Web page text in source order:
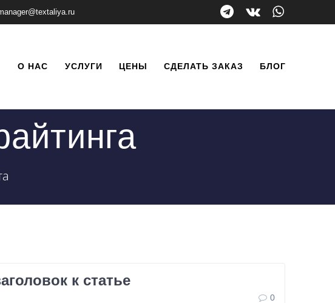
О НАС УСЛУГИ ЦЕНЫ СДЕЛАТЬ ЗАКАЗ БЛОГ
к статье
0